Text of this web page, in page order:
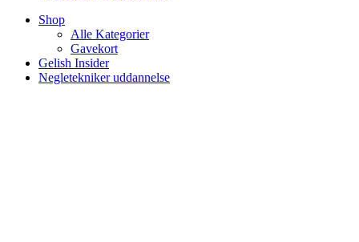
Shop
Alle Kategorier
Gavekort
Gelish Insider
Negletekniker uddannelse